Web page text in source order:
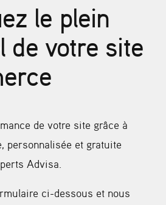
le plein
de votre site
de votre site grâce à
personnalisée et gratuite
Advisa.
ci-dessous et nous